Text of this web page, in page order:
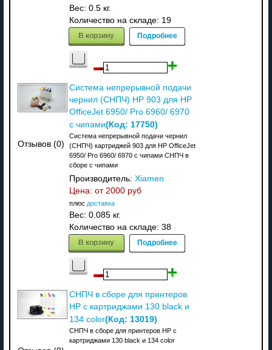
Вес: 0.5 кг.
Количество на складе: 19
В корзину Подробнее
Отзывов (0)
Система непрерывной подачи
чернил (СНПЧ) HP 903 для HP
OfficeJet 6950/ Pro 6960/ 6970
с чипами(Код: 17750)
Система непрерывной подачи чернил
(СНПЧ) картриджей 903 для HP OfficeJet
6950/ Pro 6960/ 6970 с чипами СНПЧ в
сборе с чипами
Производитель: Xiamen
Цена: от 2000 руб
плюс доставка
Вес: 0.085 кг.
Количество на складе: 38
В корзину Подробнее
СНПЧ в сборе для принтеров
HP с картриджами 130 black и
134 color(Код: 13019)
СНПЧ в сборе для принтеров HP с
картриджами 130 black и 134 color